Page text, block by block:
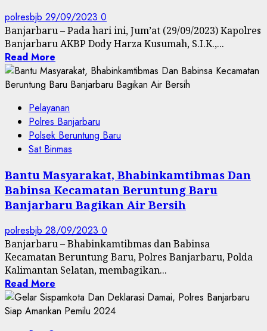
polresbjb 29/09/2023 0
Banjarbaru – Pada hari ini, Jum’at (29/09/2023) Kapolres
Banjarbaru AKBP Dody Harza Kusumah, S.I.K.,...
Read More
Pelayanan
Polres Banjarbaru
Polsek Beruntung Baru
Sat Binmas
Bantu Masyarakat, Bhabinkamtibmas Dan
Babinsa Kecamatan Beruntung Baru
Banjarbaru Bagikan Air Bersih
polresbjb 28/09/2023 0
Banjarbaru – Bhabinkamtibmas dan Babinsa
Kecamatan Beruntung Baru, Polres Banjarbaru, Polda
Kalimantan Selatan, membagikan...
Read More